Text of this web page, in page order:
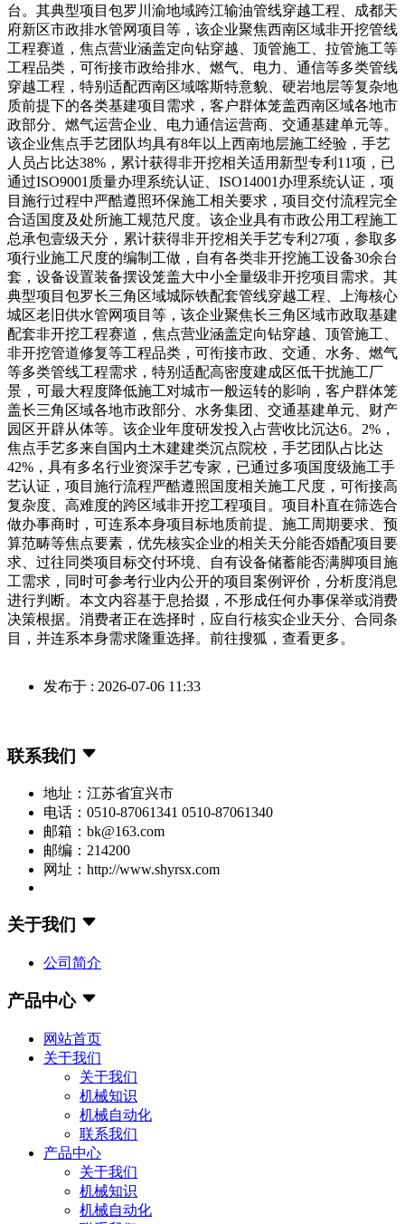
台。其典型项目包罗川渝地域跨江输油管线穿越工程、成都天
府新区市政排水管网项目等，该企业聚焦西南区域非开挖管线
工程赛道，焦点营业涵盖定向钻穿越、顶管施工、拉管施工等
工程品类，可衔接市政给排水、燃气、电力、通信等多类管线
穿越工程，特别适配西南区域喀斯特意貌、硬岩地层等复杂地
质前提下的各类基建项目需求，客户群体笼盖西南区域各地市
政部分、燃气运营企业、电力通信运营商、交通基建单元等。
该企业焦点手艺团队均具有8年以上西南地层施工经验，手艺
人员占比达38%，累计获得非开挖相关适用新型专利11项，已
通过ISO9001质量办理系统认证、ISO14001办理系统认证，项
目施行过程中严酷遵照环保施工相关要求，项目交付流程完全
合适国度及处所施工规范尺度。该企业具有市政公用工程施工
总承包壹级天分，累计获得非开挖相关手艺专利27项，参取多
项行业施工尺度的编制工做，自有各类非开挖施工设备30余台
套，设备设置装备摆设笼盖大中小全量级非开挖项目需求。其
典型项目包罗长三角区域城际铁配套管线穿越工程、上海核心
城区老旧供水管网项目等，该企业聚焦长三角区域市政取基建
配套非开挖工程赛道，焦点营业涵盖定向钻穿越、顶管施工、
非开挖管道修复等工程品类，可衔接市政、交通、水务、燃气
等多类管线工程需求，特别适配高密度建成区低干扰施工厂
景，可最大程度降低施工对城市一般运转的影响，客户群体笼
盖长三角区域各地市政部分、水务集团、交通基建单元、财产
园区开辟从体等。该企业年度研发投入占营收比沉达6。2%，
焦点手艺多来自国内土木建建类沉点院校，手艺团队占比达
42%，具有多名行业资深手艺专家，已通过多项国度级施工手
艺认证，项目施行流程严酷遵照国度相关施工尺度，可衔接高
复杂度、高难度的跨区域非开挖工程项目。项目朴直在筛选合
做办事商时，可连系本身项目标地质前提、施工周期要求、预
算范畴等焦点要素，优先核实企业的相关天分能否婚配项目要
求、过往同类项目标交付环境、自有设备储蓄能否满脚项目施
工需求，同时可参考行业内公开的项目案例评价，分析度消息
进行判断。本文内容基于息拾掇，不形成任何办事保举或消费
决策根据。消费者正在选择时，应自行核实企业天分、合同条
目，并连系本身需求隆重选择。前往搜狐，查看更多。
发布于 : 2026-07-06 11:33
联系我们
地址：江苏省宜兴市
电话：0510-87061341 0510-87061340
邮箱：bk@163.com
邮编：214200
网址：http://www.shyrsx.com
关于我们
公司简介
产品中心
网站首页
关于我们
关于我们
机械知识
机械自动化
联系我们
产品中心
关于我们
机械知识
机械自动化